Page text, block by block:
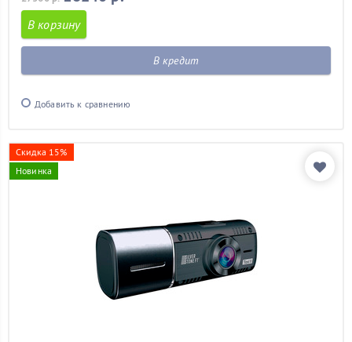
В корзину
В кредит
Добавить к сравнению
Скидка 15%
Новинка